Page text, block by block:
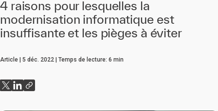
4 raisons pour lesquelles la
modernisation informatique est
insuffisante et les pièges à éviter
Article 5 déc. 2022 Temps de lecture: 6 min